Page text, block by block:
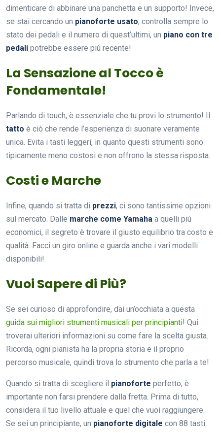
dimenticare di abbinare una panchetta e un supporto! Invece,
se stai cercando un pianoforte usato, controlla sempre lo
stato dei pedali e il numero di quest’ultimi, un piano con tre
pedali potrebbe essere più recente!
La Sensazione al Tocco è
Fondamentale!
Parlando di touch, è essenziale che tu provi lo strumento! Il
tatto è ciò che rende l’esperienza di suonare veramente
unica. Evita i tasti leggeri, in quanto questi strumenti sono
tipicamente meno costosi e non offrono la stessa risposta.
Costi e Marche
Infine, quando si tratta di prezzi, ci sono tantissime opzioni
sul mercato. Dalle marche come Yamaha a quelli più
economici, il segreto è trovare il giusto equilibrio tra costo e
qualità. Facci un giro online e guarda anche i vari modelli
disponibili!
Vuoi Sapere di Più?
Se sei curioso di approfondire, dai un’occhiata a questa
guida sui migliori strumenti musicali per principianti! Qui
troverai ulteriori informazioni su come fare la scelta giusta.
Ricorda, ogni pianista ha la propria storia e il proprio
percorso musicale, quindi trova lo strumento che parla a te!
Quando si tratta di scegliere il pianoforte perfetto, è
importante non farsi prendere dalla fretta. Prima di tutto,
considera il tuo livello attuale e quel che vuoi raggiungere.
Se sei un principiante, un pianoforte digitale con 88 tasti